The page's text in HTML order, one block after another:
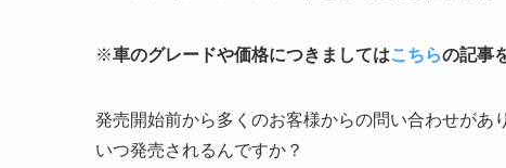
※車のグレードや価格につきましてはこちらの記事
発売開始前から多くのお客様からの問い合わせがあり
いつ発売されるんですか？